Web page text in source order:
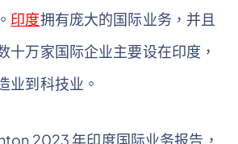
印度拥有庞大的国际业务，并且
十万家国际企业主要设在印度，
业到科技业。
2023 年印度国际业务报告，